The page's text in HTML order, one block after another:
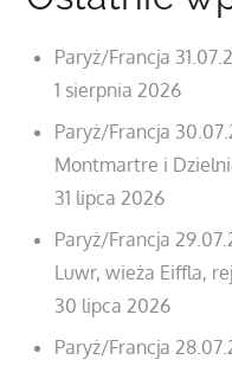
Paryż/Francja
1 sierpnia 2026
Paryż/Francja
Montmartre i
31 lipca 2026
Paryż/Francja
Luwr, wieża Eiffla,
30 lipca 2026
Paryż/Francja